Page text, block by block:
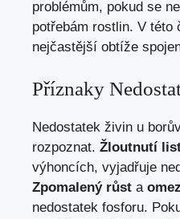
problémům, pokud se
potřebám rostlin. V této
nejčastější obtíže
Příznaky
Nedostatek živin u
rozpoznat. Žloutnutí
výhoncích, vyjadřuje
Zpomalený růst a
nedostatek fosforu.